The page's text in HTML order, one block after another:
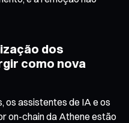
dos
como nova
os assistentes de IA e os
on-chain da Athene estão